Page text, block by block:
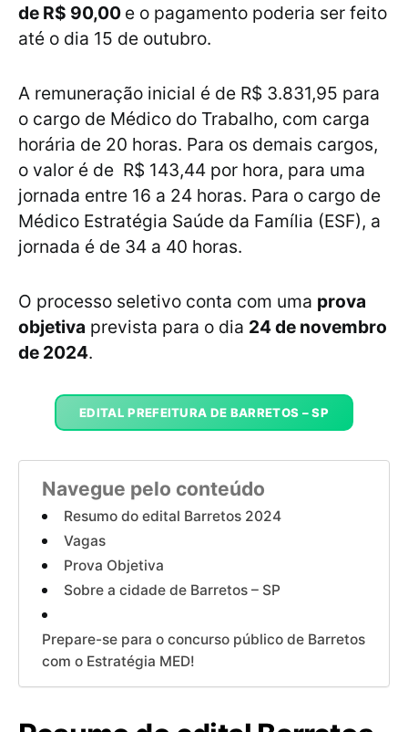
de R$ 90,00 e o pagamento poderia ser feito
até o dia 15 de outubro.
A remuneração inicial é de R$ 3.831,95 para
o cargo de Médico do Trabalho, com carga
horária de 20 horas. Para os demais cargos,
o valor é de R$ 143,44 por hora, para uma
jornada entre 16 a 24 horas. Para o cargo de
Médico Estratégia Saúde da Família (ESF), a
jornada é de 34 a 40 horas.
O processo seletivo conta com uma prova
objetiva prevista para o dia 24 de novembro
de 2024.
EDITAL PREFEITURA DE BARRETOS – SP
Navegue pelo conteúdo
Resumo do edital Barretos 2024
Vagas
Prova Objetiva
Sobre a cidade de Barretos – SP
Prepare-se para o concurso público de Barretos
com o Estratégia MED!